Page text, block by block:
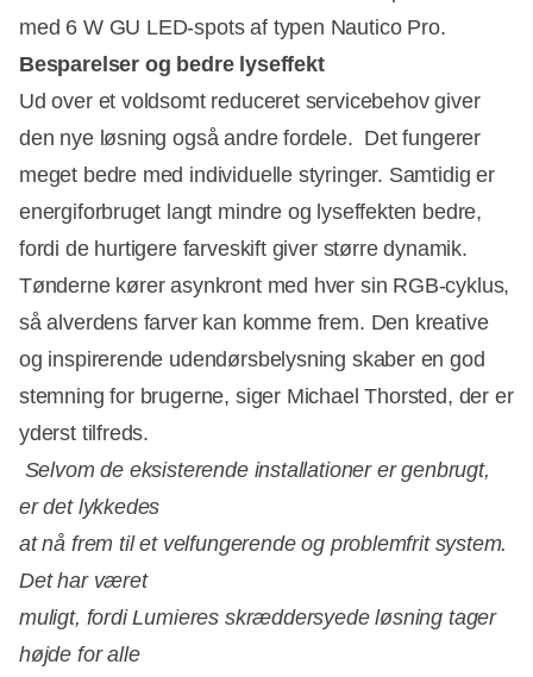
med 6 W GU LED-spots af typen Nautico Pro.
Besparelser og bedre lyseffekt
Ud over et voldsomt reduceret servicebehov giver
den nye løsning også andre fordele.  Det fungerer
meget bedre med individuelle styringer. Samtidig er
energiforbruget langt mindre og lyseffekten bedre,
fordi de hurtigere farveskift giver større dynamik.
Tønderne kører asynkront med hver sin RGB-cyklus,
så alverdens farver kan komme frem. Den kreative
og inspirerende udendørsbelysning skaber en god
stemning for brugerne, siger Michael Thorsted, der er
yderst tilfreds.
Selvom de eksisterende installationer er genbrugt,
er det lykkedes
at nå frem til et velfungerende og problemfrit system.
Det har været
muligt, fordi Lumieres skræddersyede løsning tager
højde for alle